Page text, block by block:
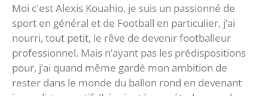
Moi c'est Alexis Kouahio, je suis un passionné de
sport en général et de Football en particulier, j’ai
nourri, tout petit, le rêve de devenir footballeur
professionnel. Mais n’ayant pas les prédispositions
pour, j’ai quand même gardé mon ambition de
rester dans le monde du ballon rond en devenant